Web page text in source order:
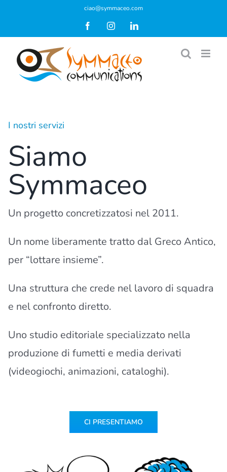
contenuto
ciao@symmaceo.com
FacebookInstagramLinkedIn
I nostri servizi
Siamo
Symmaceo
Un progetto concretizzatosi nel 2011.
Un nome liberamente tratto dal Greco Antico,
per “lottare insieme”.
Una struttura che crede nel lavoro di squadra
e nel confronto diretto.
Uno studio editoriale specializzato nella
produzione di fumetti e media derivati
(videogiochi, animazioni, cataloghi).
CI PRESENTIAMO